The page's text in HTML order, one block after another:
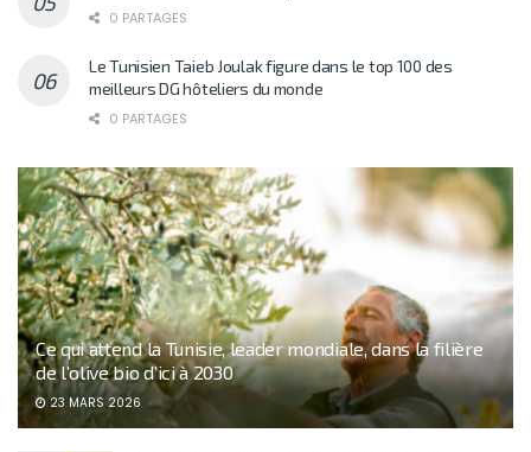
0 PARTAGES
Le Tunisien Taieb Joulak figure dans le top 100 des
meilleurs DG hôteliers du monde
0 PARTAGES
Ce qui attend la Tunisie, leader mondiale, dans la filière
de l’olive bio d’ici à 2030
23 MARS 2026